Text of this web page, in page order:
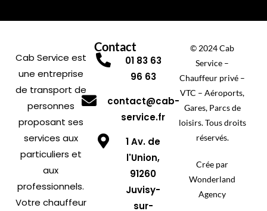
Cab Service est
une entreprise
de transport de
personnes
proposant ses
services aux
particuliers et
aux
professionnels.
Votre chauffeur
Contact
01 83 63
96 63
contact@cab-
service.fr
1 Av. de
l'Union,
91260
Juvisy-
sur-
© 2024 Cab
Service –
Chauffeur privé –
VTC – Aéroports,
Gares, Parcs de
loisirs. Tous droits
réservés.
Crée par
Wonderland
Agency